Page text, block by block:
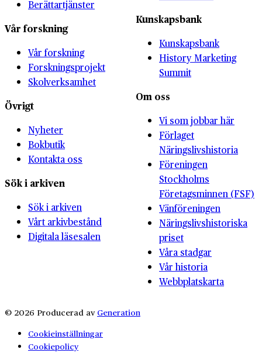
Berättartjänster
Vår forskning
Vår forskning
Forskningsprojekt
Skolverksamhet
Övrigt
Nyheter
Bokbutik
Kontakta oss
Sök i arkiven
Sök i arkiven
Vårt arkivbestånd
Digitala läsesalen
Kunskapsbank
Kunskapsbank
History Marketing
Summit
Om oss
Vi som jobbar här
Förlaget
Näringslivshistoria
Föreningen
Stockholms
Företagsminnen (FSF)
Vänföreningen
Näringslivshistoriska
priset
Våra stadgar
Vår historia
Webbplatskarta
© 2026 Producerad av Generation
Cookieinställningar
Cookiepolicy